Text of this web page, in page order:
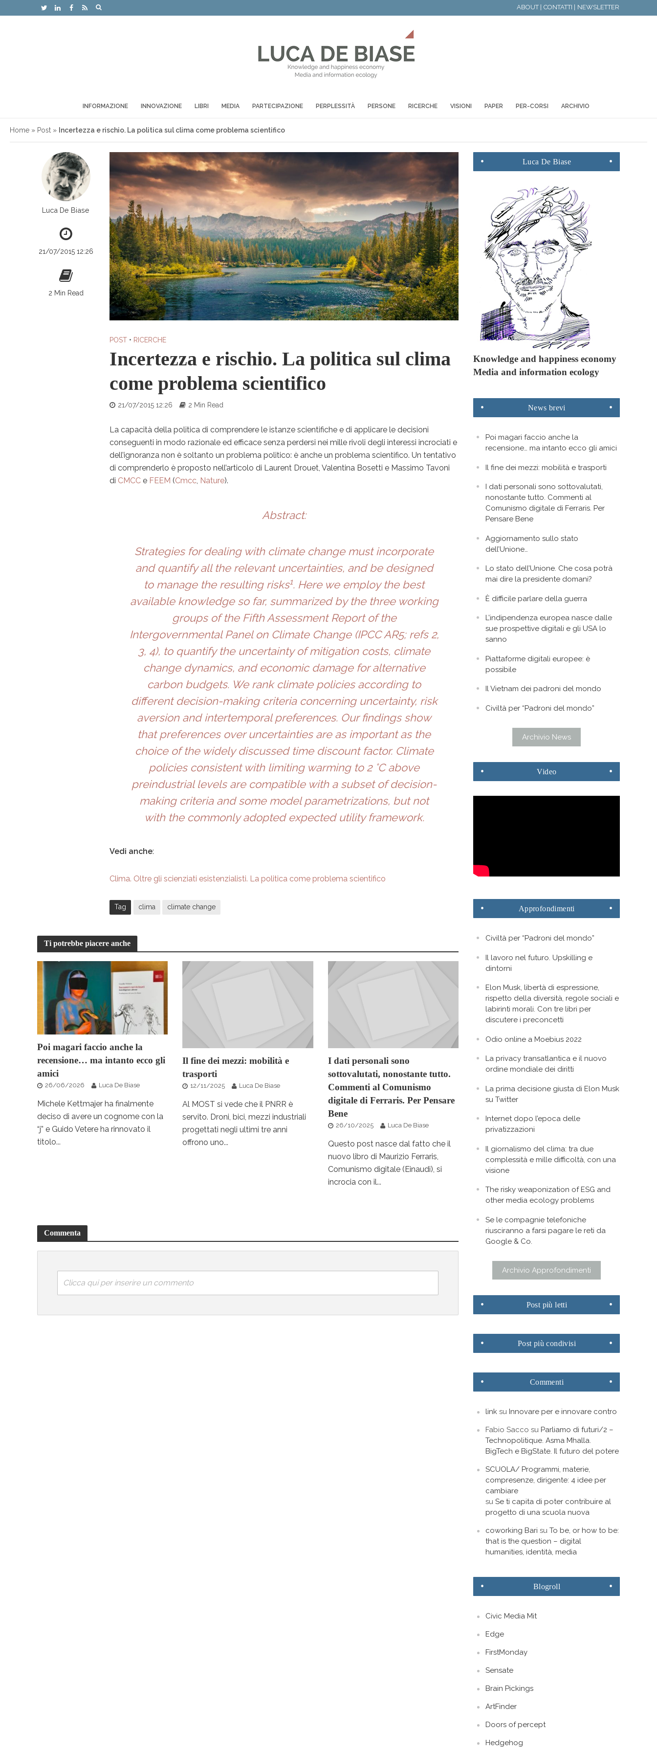
ABOUT | CONTATTI | NEWSLETTER
INFORMAZIONE INNOVAZIONE LIBRI MEDIA PARTECIPAZIONE PERPLESSITÀ PERSONE RICERCHE VISIONI PAPER PER-CORSI ARCHIVIO
Home » Post » Incertezza e rischio. La politica sul clima come problema scientifico
Luca De Biase
21/07/2015 12:26
2 Min Read
POST • RICERCHE
Incertezza e rischio. La politica sul clima
come problema scientifico
21/07/2015 12:26 2 Min Read
La capacità della politica di comprendere le istanze scientifiche e di applicare le decisioni
conseguenti in modo razionale ed efficace senza perdersi nei mille rivoli degli interessi incrociati e
dell’ignoranza non è soltanto un problema politico: è anche un problema scientifico. Un tentativo
di comprenderlo è proposto nell’articolo di Laurent Drouet, Valentina Bosetti e Massimo Tavoni
di CMCC e FEEM (Cmcc, Nature).
Abstract:
Strategies for dealing with climate change must incorporate
and quantify all the relevant uncertainties, and be designed
to manage the resulting risks1. Here we employ the best
available knowledge so far, summarized by the three working
groups of the Fifth Assessment Report of the
Intergovernmental Panel on Climate Change (IPCC AR5; refs 2,
3, 4), to quantify the uncertainty of mitigation costs, climate
change dynamics, and economic damage for alternative
carbon budgets. We rank climate policies according to
different decision-making criteria concerning uncertainty, risk
aversion and intertemporal preferences. Our findings show
that preferences over uncertainties are as important as the
choice of the widely discussed time discount factor. Climate
policies consistent with limiting warming to 2 °C above
preindustrial levels are compatible with a subset of decision-
making criteria and some model parametrizations, but not
with the commonly adopted expected utility framework.
Vedi anche:
Clima. Oltre gli scienziati esistenzialisti. La politica come problema scientifico
Tag clima climate change
Ti potrebbe piacere anche
Poi magari faccio anche la
recensione… ma intanto ecco gli
amici
26/06/2026 Luca De Biase
Michele Kettmajer ha finalmente
deciso di avere un cognome con la
“j” e Guido Vetere ha rinnovato il
titolo...
Il fine dei mezzi: mobilità e
trasporti
12/11/2025 Luca De Biase
Al MOST si vede che il PNRR è
servito. Droni, bici, mezzi industriali
progettati negli ultimi tre anni
offrono uno...
I dati personali sono
sottovalutati, nonostante tutto.
Commenti al Comunismo
digitale di Ferraris. Per Pensare
Bene
26/10/2025 Luca De Biase
Questo post nasce dal fatto che il
nuovo libro di Maurizio Ferraris,
Comunismo digitale (Einaudi), si
incrocia con il...
Commenta
Clicca qui per inserire un commento
Luca De Biase
Knowledge and happiness economy
Media and information ecology
News brevi
Poi magari faccio anche la
recensione… ma intanto ecco gli amici
Il fine dei mezzi: mobilità e trasporti
I dati personali sono sottovalutati,
nonostante tutto. Commenti al
Comunismo digitale di Ferraris. Per
Pensare Bene
Aggiornamento sullo stato
dell’Unione…
Lo stato dell’Unione. Che cosa potrà
mai dire la presidente domani?
È difficile parlare della guerra
L’indipendenza europea nasce dalle
sue prospettive digitali e gli USA lo
sanno
Piattaforme digitali europee: è
possibile
Il Vietnam dei padroni del mondo
Civiltà per “Padroni del mondo”
Archivio News
Video
Approfondimenti
Civiltà per “Padroni del mondo”
Il lavoro nel futuro. Upskilling e
dintorni
Elon Musk, libertà di espressione,
rispetto della diversità, regole sociali e
labirinti morali. Con tre libri per
discutere i preconcetti
Odio online a Moebius 2022
La privacy transatlantica e il nuovo
ordine mondiale dei diritti
La prima decisione giusta di Elon Musk
su Twitter
Internet dopo l’epoca delle
privatizzazioni
Il giornalismo del clima: tra due
complessità e mille difficoltà, con una
visione
The risky weaponization of ESG and
other media ecology problems
Se le compagnie telefoniche
riusciranno a farsi pagare le reti da
Google & Co.
Archivio Approfondimenti
Post più letti
Post più condivisi
Commenti
link su Innovare per e innovare contro
Fabio Sacco su Parliamo di futuri/2 –
Technopolitique. Asma Mhalla.
BigTech e BigState. Il futuro del potere
SCUOLA/ Programmi, materie,
compresenze, dirigente: 4 idee per
cambiare
suSe ti capita di poter contribuire al
progetto di una scuola nuova
coworking Bari suTo be, or how to be:
that is the question – digital
humanities, identità, media
Blogroll
Civic Media Mit
Edge
FirstMonday
Sensate
Brain Pickings
ArtFinder
Doors of percept
Hedgehog